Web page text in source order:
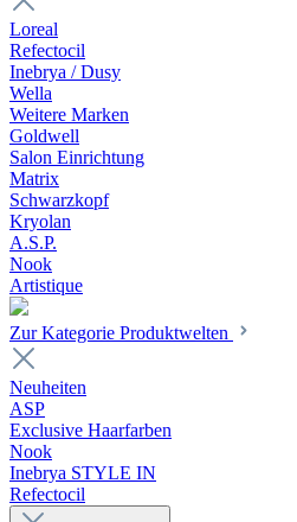
Loreal
Refectocil
Inebrya / Dusy
Wella
Weitere Marken
Goldwell
Salon Einrichtung
Matrix
Schwarzkopf
Kryolan
A.S.P.
Nook
Artistique
Zur Kategorie Produktwelten
Neuheiten
ASP
Exclusive Haarfarben
Nook
Inebrya STYLE IN
Refectocil